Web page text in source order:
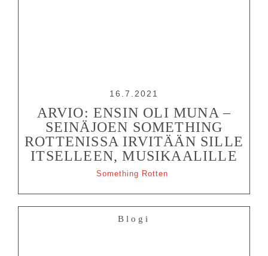
16.7.2021
ARVIO: ENSIN OLI MUNA –
SEINÄJOEN SOMETHING
ROTTENISSA IRVITÄÄN SILLE
ITSELLEEN, MUSIKAALILLE
Something Rotten
Blogi